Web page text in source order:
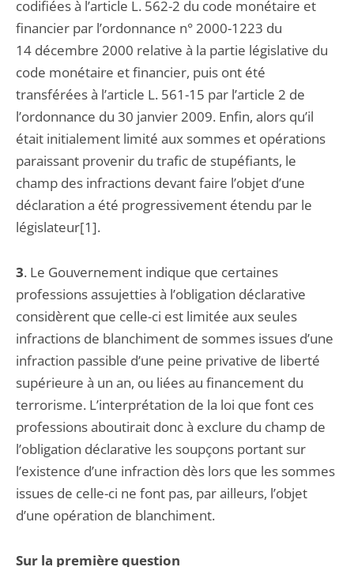
codifiées à l’article L. 562-2 du code monétaire et
financier par l’ordonnance n° 2000-1223 du
14 décembre 2000 relative à la partie législative du
code monétaire et financier, puis ont été
transférées à l’article L. 561-15 par l’article 2 de
l’ordonnance du 30 janvier 2009. Enfin, alors qu’il
était initialement limité aux sommes et opérations
paraissant provenir du trafic de stupéfiants, le
champ des infractions devant faire l’objet d’une
déclaration a été progressivement étendu par le
législateur[1].
3. Le Gouvernement indique que certaines
professions assujetties à l’obligation déclarative
considèrent que celle-ci est limitée aux seules
infractions de blanchiment de sommes issues d’une
infraction passible d’une peine privative de liberté
supérieure à un an, ou liées au financement du
terrorisme. L’interprétation de la loi que font ces
professions aboutirait donc à exclure du champ de
l’obligation déclarative les soupçons portant sur
l’existence d’une infraction dès lors que les sommes
issues de celle-ci ne font pas, par ailleurs, l’objet
d’une opération de blanchiment.
Sur la première question